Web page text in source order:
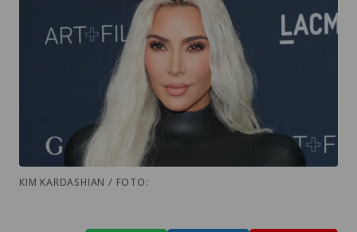
KIM KARDASHIAN / FOTO: